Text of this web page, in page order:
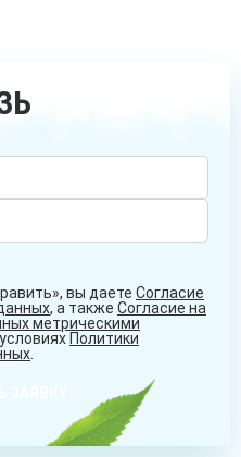
вы даете Согласие
, а также Согласие на
метрическими
Политики